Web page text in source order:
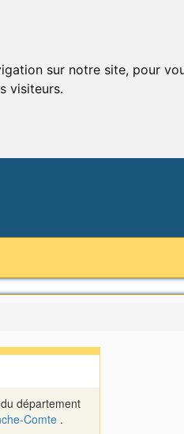
sur notre site, pour
visiteurs.
département
Comte .